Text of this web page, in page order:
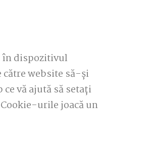
în dispozitivul
website să-și
vă ajută să setați
urile joacă un